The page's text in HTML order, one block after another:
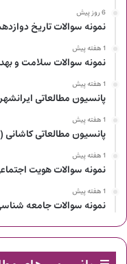
6 روز پیش
نمونه سوالات تاریخ
1 هفته پیش
نمونه سوالات سلامت و
1 هفته پیش
پانسیون مطالعاتی
1 هفته پیش
پانسیون مطالعاتی کاشانی
1 هفته پیش
نمونه سوالات هویت
1 هفته پیش
نمونه سوالات جامعه